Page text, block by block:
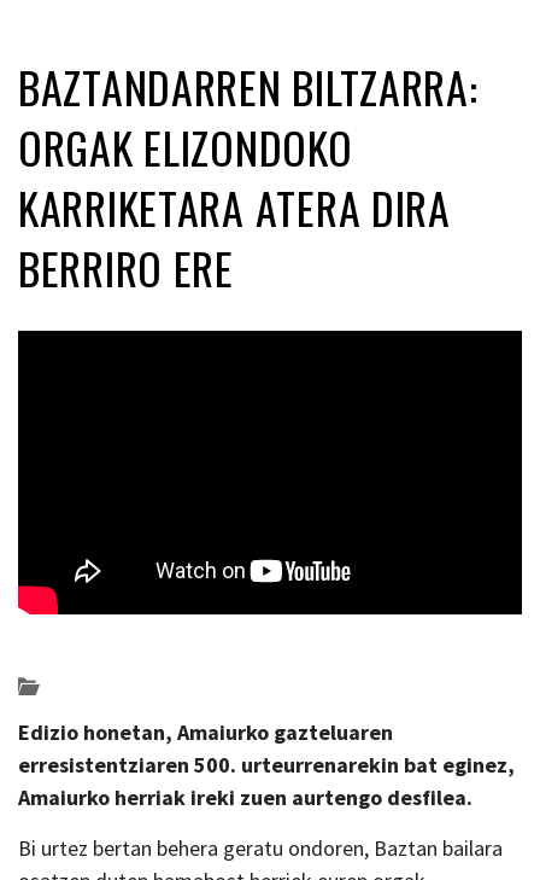
BAZTANDARREN BILTZARRA:
ORGAK ELIZONDOKO
KARRIKETARA ATERA DIRA
BERRIRO ERE
Edizio honetan, Amaiurko gazteluaren
erresistentziaren 500. urteurrenarekin bat eginez,
Amaiurko herriak ireki zuen aurtengo desfilea.
Bi urtez bertan behera geratu ondoren, Baztan bailara